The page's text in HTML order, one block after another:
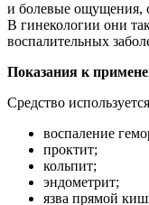
и болевые ощущения,
В гинекологии они
воспалительных
Показания к
Средство
воспаление
проктит;
кольпит;
эндометрит;
язва прямой